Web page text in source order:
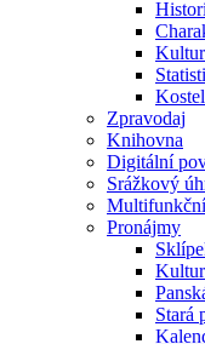
Zpravodaj
Knihovna
Digitální
Srážkový
Pronájmy
Stará